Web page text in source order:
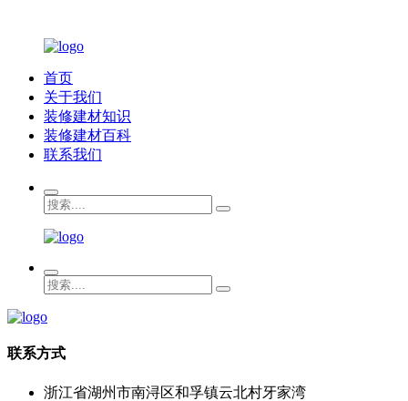
首页
关于我们
装修建材知识
装修建材百科
联系我们
联系方式
浙江省湖州市南浔区和孚镇云北村牙家湾